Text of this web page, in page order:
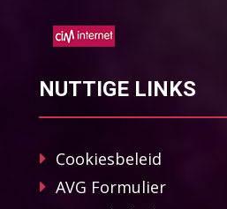
NUTTIGE LINKS
Cookiesbeleid
AVG Formulier